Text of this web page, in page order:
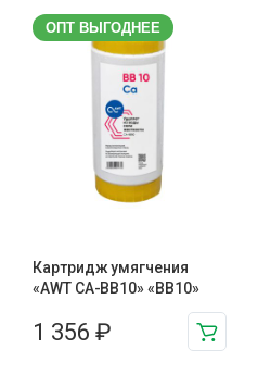
ОПТ ВЫГОДНЕЕ
Картридж умягчения
«AWT CA-BB10» «BB10»
1 356 ₽